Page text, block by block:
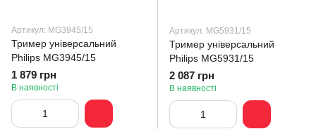
Артикул: MG3945/15
Тример універсальний
Philips MG3945/15
1 879 грн
В наявності
Артикул: MG5931/15
Тример універсальний
Philips MG5931/15
2 087 грн
В наявності